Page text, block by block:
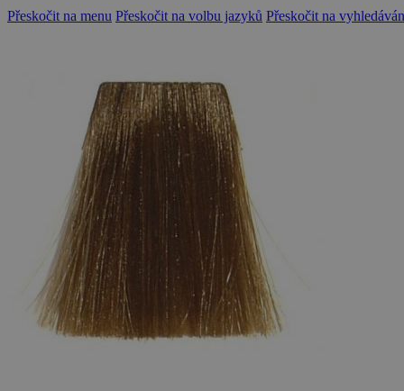
Přeskočit na menu Přeskočit na volbu jazyků Přeskočit na